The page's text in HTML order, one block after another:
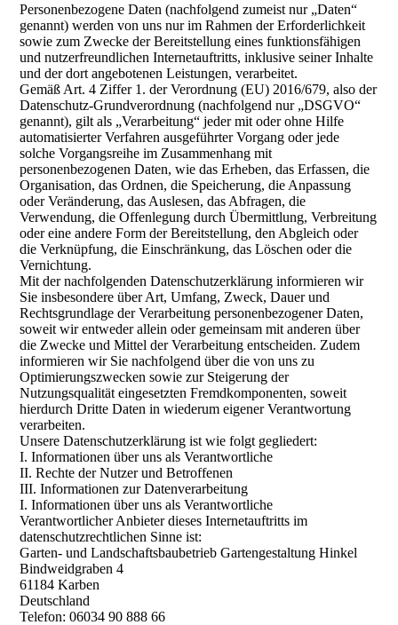
Personenbezogene Daten (nachfolgend zumeist nur „Daten“
genannt) werden von uns nur im Rahmen der Erforderlichkeit
sowie zum Zwecke der Bereitstellung eines funktionsfähigen
und nutzerfreundlichen Internetauftritts, inklusive seiner Inhalte
und der dort angebotenen Leistungen, verarbeitet.
Gemäß Art. 4 Ziffer 1. der Verordnung (EU) 2016/679, also der
Datenschutz-Grundverordnung (nachfolgend nur „DSGVO“
genannt), gilt als „Verarbeitung“ jeder mit oder ohne Hilfe
automatisierter Verfahren ausgeführter Vorgang oder jede
solche Vorgangsreihe im Zusammenhang mit
personenbezogenen Daten, wie das Erheben, das Erfassen, die
Organisation, das Ordnen, die Speicherung, die Anpassung
oder Veränderung, das Auslesen, das Abfragen, die
Verwendung, die Offenlegung durch Übermittlung, Verbreitung
oder eine andere Form der Bereitstellung, den Abgleich oder
die Verknüpfung, die Einschränkung, das Löschen oder die
Vernichtung.
Mit der nachfolgenden Datenschutzerklärung informieren wir
Sie insbesondere über Art, Umfang, Zweck, Dauer und
Rechtsgrundlage der Verarbeitung personenbezogener Daten,
soweit wir entweder allein oder gemeinsam mit anderen über
die Zwecke und Mittel der Verarbeitung entscheiden. Zudem
informieren wir Sie nachfolgend über die von uns zu
Optimierungszwecken sowie zur Steigerung der
Nutzungsqualität eingesetzten Fremdkomponenten, soweit
hierdurch Dritte Daten in wiederum eigener Verantwortung
verarbeiten.
Unsere Datenschutzerklärung ist wie folgt gegliedert:
I. Informationen über uns als Verantwortliche
II. Rechte der Nutzer und Betroffenen
III. Informationen zur Datenverarbeitung
I. Informationen über uns als Verantwortliche
Verantwortlicher Anbieter dieses Internetauftritts im
datenschutzrechtlichen Sinne ist:
Garten- und Landschaftsbaubetrieb Gartengestaltung Hinkel
Bindweidgraben 4
61184 Karben
Deutschland
Telefon: 06034 90 888 66